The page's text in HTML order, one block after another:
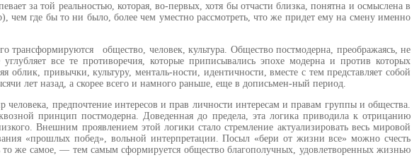
за той ре­альностью, которая, во-первых, хотя бы отчасти близка, понятна и осмыс­лена в
чем где бы то ни было, более чем уместно рас­смотреть, что же придет ему на смену именно
общество, человек, культура. Общество постмодерна, преображаясь, не
все те противоречия, кото­рые приписывались эпохе модерна и против которых
привычки, культуру, менталь-ности, идентичности, вместе с тем представляет собой
лет назад, а скорее всего и намного раньше, еще в дописьмен-ный период.
предпочтение интересов и прав личности интересам и правам груп­пы и общества.
принцип постмодерна. Доведенная до предела, эта логика приводила к отрицанию
Внешним про­явлением этой логики стало стрем­ление актуализировать весь мировой
«прошлых побед», вольной интерпретации. Посыл «бери от жизни все» мож­но счесть
же самое, — тем самым сформиру­ется общество благополучных, удов­летворенных жизнью